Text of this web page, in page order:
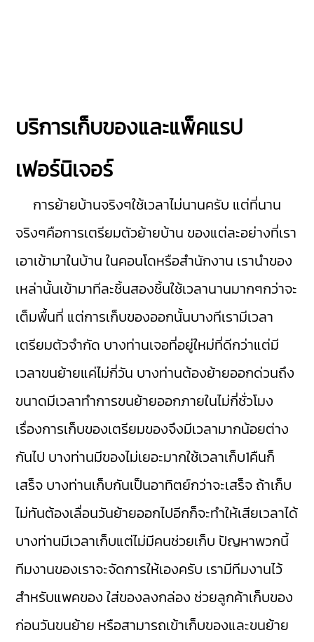
บริการเก็บของและแพ็คแรป
เฟอร์นิเจอร์
การย้ายบ้านจริงๆใช้เวลาไม่นานครับ แต่ที่นาน
จริงๆคือการเตรียมตัวย้ายบ้าน ของแต่ละอย่างที่เรา
เอาเข้ามาในบ้าน ในคอนโดหรือสำนักงาน เรานำของ
เหล่านั้นเข้ามาทีละชิ้นสองชิ้นใช้เวลานานมากๆกว่าจะ
เต็มพื้นที่ แต่การเก็บของออกนั้นบางทีเรามีเวลา
เตรียมตัวจำกัด บางท่านเจอที่อยู่ใหม่ที่ดีกว่าแต่มี
เวลาขนย้ายแค่ไม่กี่วัน บางท่านต้องย้ายออกด่วนถึง
ขนาดมีเวลาทำการขนย้ายออกภายในไม่กี่ชั่วโมง
เรื่องการเก็บของเตรียมของจึงมีเวลามากน้อยต่าง
กันไป บางท่านมีของไม่เยอะมากใช้เวลาเก็บ1คืนก็
เสร็จ บางท่านเก็บกันเป็นอาทิตย์กว่าจะเสร็จ ถ้าเก็บ
ไม่ทันต้องเลื่อนวันย้ายออกไปอีกก็จะทำให้เสียเวลาได้
บางท่านมีเวลาเก็บแต่ไม่มีคนช่วยเก็บ ปัญหาพวกนี้
ทีมงานของเราจะจัดการให้เองครับ เรามีทีมงานไว้
สำหรับแพคของ ใส่ของลงกล่อง ช่วยลูกค้าเก็บของ
ก่อนวันขนย้าย หรือสามารถเข้าเก็บของและขนย้าย